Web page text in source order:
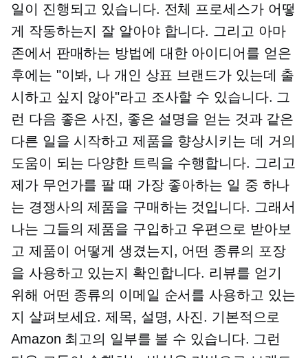
일이 진행되고 있습니다. 전체 프로세스가 어떻
게 작동하는지 잘 알아야 합니다. 그리고 아마
존에서 판매하는 방법에 대한 아이디어를 얻은
후에는 "이봐, 나 개인 상표 브랜드가 있는데 출
시하고 싶지 않아"라고 조사할 수 있습니다. 그
런 다음 좋은 사진, 좋은 설명을 얻는 것과 같은
다른 일을 시작하고 제품을 향상시키는 데 거의
도움이 되는 다양한 트릭을 수행합니다. 그리고
제가 무언가를 팔 때 가장 좋아하는 일 중 하나
는 경쟁사의 제품을 구매하는 것입니다. 그래서
나는 그들의 제품을 구입하고 우편으로 받아보
고 제품이 어떻게 생겼는지, 어떤 종류의 포장
을 사용하고 있는지 확인합니다. 리뷰를 얻기
위해 어떤 종류의 이메일 순서를 사용하고 있는
지 살펴보세요. 제목, 설명, 사진. 기본적으로
Amazon 최고의 일부를 볼 수 있습니다. 그런